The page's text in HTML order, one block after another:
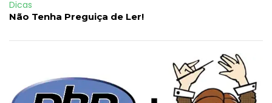
Dicas
Não Tenha Preguiça de Ler!